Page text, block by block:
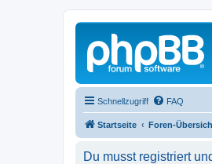
Schnellzugriff FAQ
Startseite Foren-
Du musst registriert